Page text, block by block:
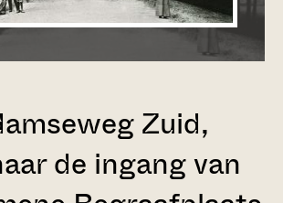
Zuid,
de ingang van